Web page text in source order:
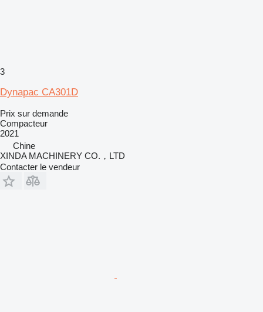
3
Dynapac CA301D
Prix sur demande
Compacteur
2021
Chine
XINDA MACHINERY CO.，LTD
Contacter le vendeur